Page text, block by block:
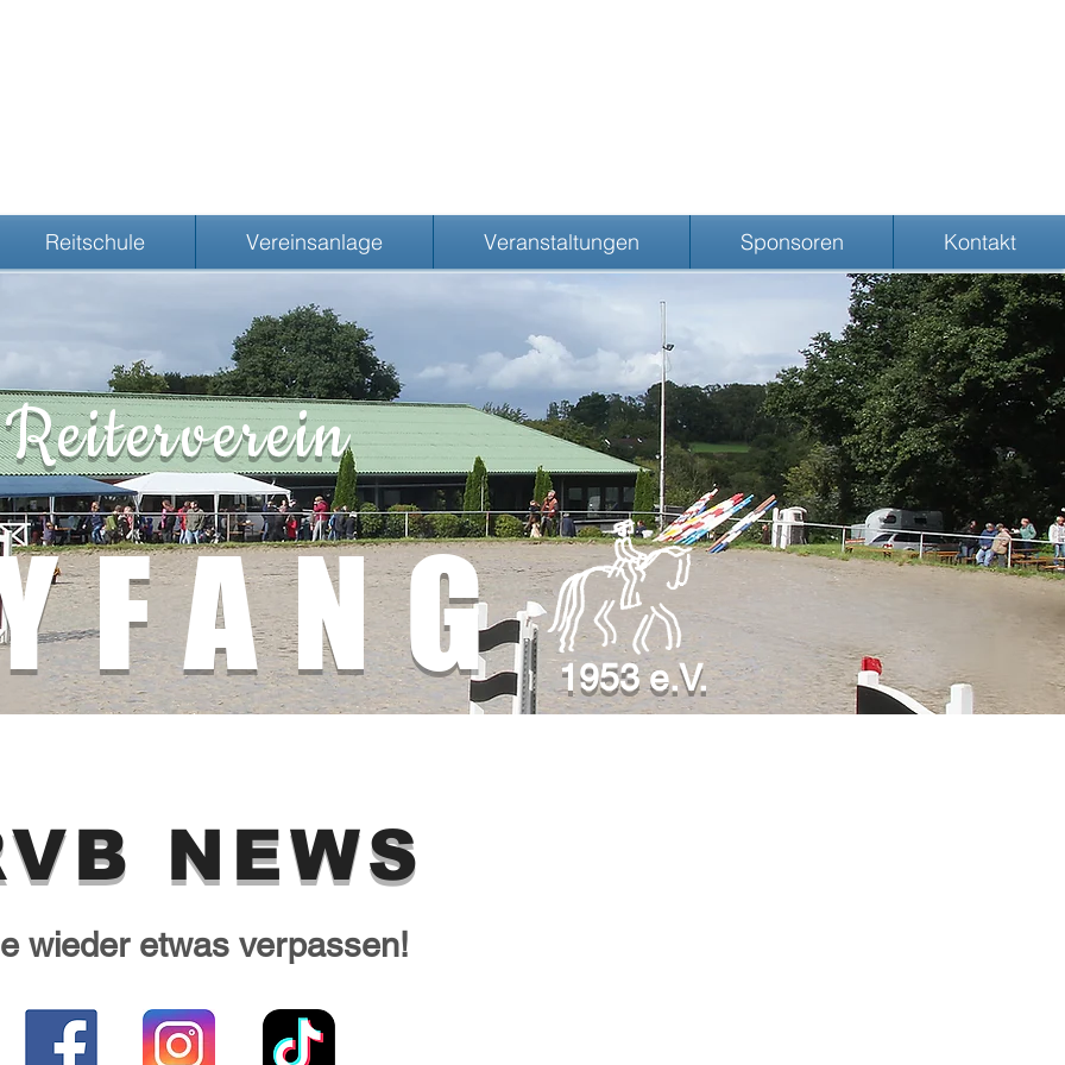
Reitschule Vereinsanlage Veranstaltungen Sponsoren Kontakt
Reiterverein
1953 e.V.
NEWS
wieder etwas verpassen!